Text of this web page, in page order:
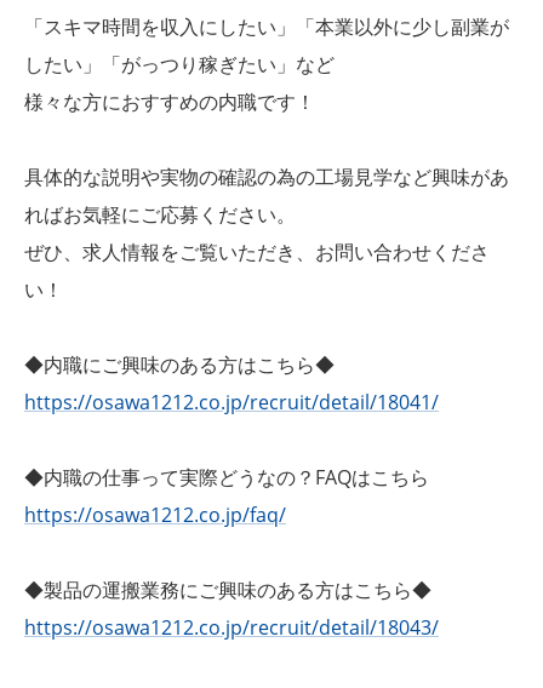
「スキマ時間を収入にしたい」「本業以外に少し副業が
したい」「がっつり稼ぎたい」など
様々な方におすすめの内職です！
具体的な説明や実物の確認の為の工場見学など興味があ
ればお気軽にご応募ください。
ぜひ、求人情報をご覧いただき、お問い合わせくださ
い！
◆内職にご興味のある方はこちら◆
https://osawa1212.co.jp/recruit/detail/18041/
◆内職の仕事って実際どうなの？FAQはこちら
https://osawa1212.co.jp/faq/
◆製品の運搬業務にご興味のある方はこちら◆
https://osawa1212.co.jp/recruit/detail/18043/